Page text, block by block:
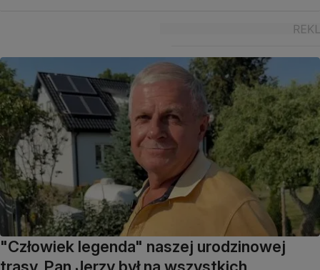
"Człowiek legenda" naszej urodzinowej